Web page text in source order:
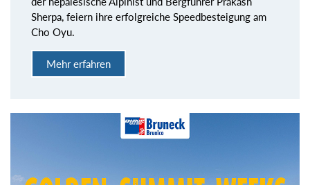
Sherpa, feiern ihre erfolgreiche Speedbesteigung am
Cho Oyu.
Mehr erfahren